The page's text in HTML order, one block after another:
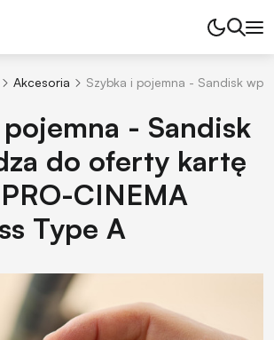
Akcesoria Szybka i pojemna - Sandisk
- Sandisk
do oferty kartę
CINEMA
Type A